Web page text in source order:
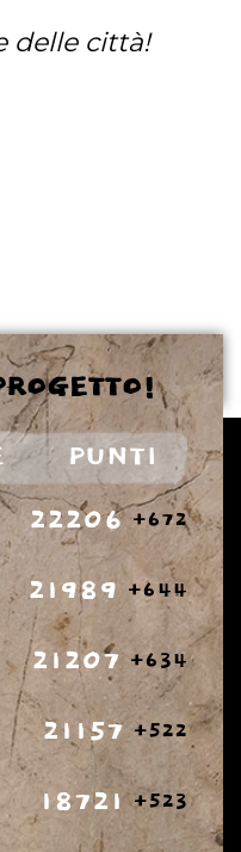
delle città!
PUNTI
22206 +672
21989 +644
21207 +634
21157 +522
18721 +523